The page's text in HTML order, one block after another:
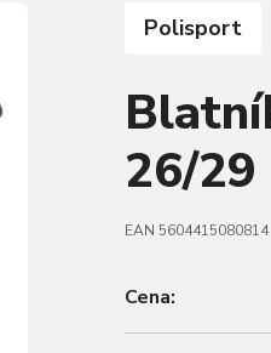
Polisport
26/29
EAN 5604415080814
Cena: